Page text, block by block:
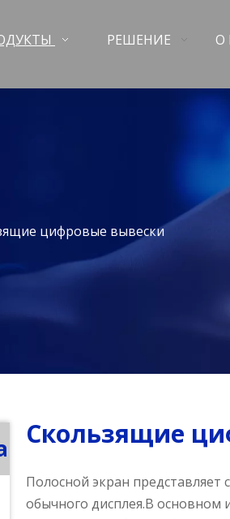
РЕШЕНИЕ О
цифровые вывески
Скользящие
Полосной экран
обычного дисплея.В основном